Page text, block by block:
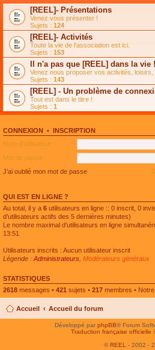
s
s
a
g
e
n
o
n
l
u
l
e
p
l
u
s
é
c
e
n
t
l
e
m
e
s
s
a
g
e
n
o
n
l
u
l
e
l
u
s
é
e
l
t
e
r
l
e
m
e
s
s
a
g
e
n
o
n
u
l
e
l
s
e
n
t
[REEL]- Présentations
Venez vous présenter !
Sujets : 124
[REEL]- Activités
Toute la vie de l'association est ici.
Sujets : 153
Il n'a pas que [REEL] dans la vie !
Venez nous proposer vos activités, loisirs,
Sujets : 143
[REEL] - Un problème de
Tout est dans le titre !
Sujets : 1
CONNEXION • INSCRIPTION
Nom d’utilisateur :
Mot de passe :
J’ai oublié mon mot de passe
QUI EST EN LIGNE ?
Au total, il y a 6 utilisateurs en ligne :: 0 inscrit, 0
d’utilisateurs actifs des 5 dernières minutes)
Le nombre maximal d’utilisateurs en ligne
13:51
Utilisateurs inscrits : Aucun utilisateur inscrit
Légende : Administrateurs Modérateurs généraux
STATISTIQUES
2618 messages • 421 sujets • 217 membres •
Accueil Accueil du forum
Développé parphpBB® Forum
Traduction française officielle
© REEL - 2002 -